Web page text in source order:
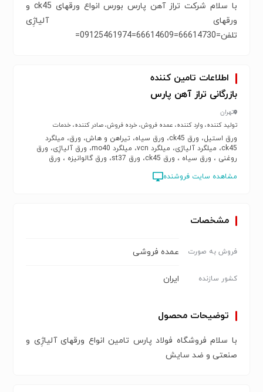
با سلام شرکت تراز آهن پارس بورس انواع ورقهای ck45 و
ورقهای آلیاژِی
تلفن=66614730=66614609=09125461974=
اطلاعات تامین کننده
بازرگانی تراز آهن پارس
تهران
تولید کننده، وارد کننده، عمده فروش، خرده فروش، صادر کننده، خدمات
ورق استیل، ورق ck45، ورق سیاه، تیراهن و هاش، ورق، میلگرد
ck45، میلگرد آلیاژی، میلگرد vcn، میلگرد mo40، ورق آلیاژِی، ورق
روغنی ، ورق سیاه ، ورق ck45، ورق st37، ورق گالوانیزه ، ورق
مشاهده سایت فروشنده
مشخصات
فروش به صورت عمده فروشی
کشور سازنده ایران
توضیحات محصول
با سلام فروشگاه فولاد پارس تامین انواع ورقهای آلیاژِی و
صنعتی و ضد سایش